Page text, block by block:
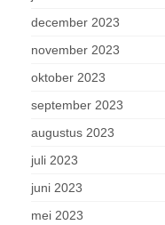
december 2023
november 2023
oktober 2023
september 2023
augustus 2023
juli 2023
juni 2023
mei 2023